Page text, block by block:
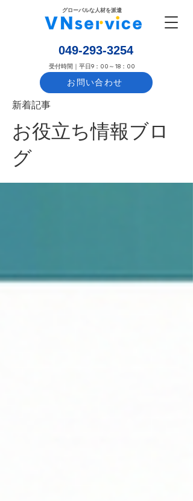
​グローバルな人材を派遣
お問い合わせ
​049-293-3254
​受付時間｜平日9：00～18：00
​新着記事
お役立ち情報ブロ
グ